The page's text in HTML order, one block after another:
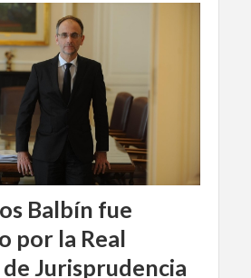
Balbín fue
por la Real
Jurisprudencia